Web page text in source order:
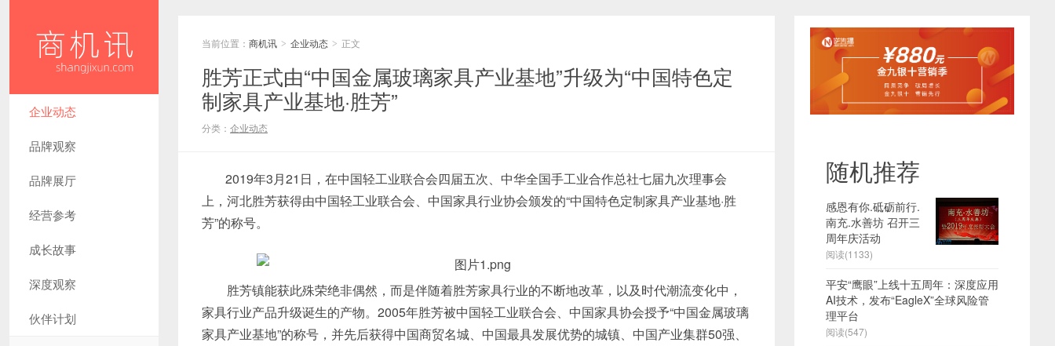
企业动态
品牌观察
品牌展厅
经营参考
成长故事
深度观察
伙伴计划
当前位置： 商机讯 > 企业动态 > 正文
胜芳正式由“中国金属玻璃家具产业基地”升级为“中国特色定
制家具产业基地·胜芳”
分类： 企业动态
2019年3月21日，在中国轻工业联合会四届五次、中华全国手工业合作总社七届九次理事会
上，河北胜芳获得由中国轻工业联合会、中国家具行业协会颁发的“中国特色定制家具产业基地·胜
芳”的称号。
胜芳镇能获此殊荣绝非偶然，而是伴随着胜芳家具行业的不断地改革，以及时代潮流变化中，
家具行业产品升级诞生的产物。2005年胜芳被中国轻工业联合会、中国家具协会授予“中国金属玻璃
家具产业基地”的称号，并先后获得中国商贸名城、中国最具发展优势的城镇、中国产业集群50强、
随机推荐
感恩有你.砥砺前行.
南充.水善坊 召开三
周年庆活动
阅读(1133)
平安“鹰眼”上线十五周年：深度应用
AI技术，发布“EagleX”全球风险管
理平台
阅读(547)